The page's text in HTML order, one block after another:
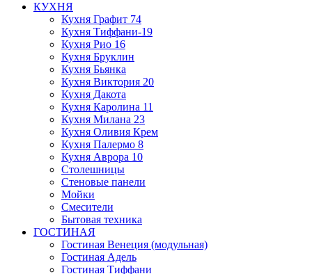
КУХНЯ
Кухня Графит 74
Кухня Тиффани-19
Кухня Рио 16
Кухня Бруклин
Кухня Бьянка
Кухня Виктория 20
Кухня Дакота
Кухня Каролина 11
Кухня Милана 23
Кухня Оливия Крем
Кухня Палермо 8
Кухня Аврора 10
Столешницы
Стеновые панели
Мойки
Смесители
Бытовая техника
ГОСТИНАЯ
Гостиная Венеция (модульная)
Гостиная Адель
Гостиная Тиффани